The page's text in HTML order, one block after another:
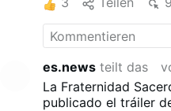
über zwei Jahre
die Priester,
Apostolate der
Der Trailer
Berufung und den
jegliche Kritik an der
es.news teilt das
La Fraternidad
publicado el tráiler